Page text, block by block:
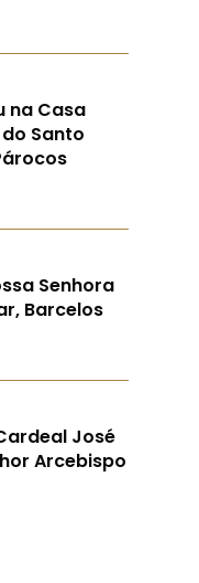
na Casa
Santo
Senhora
Barcelos
José
Arcebispo